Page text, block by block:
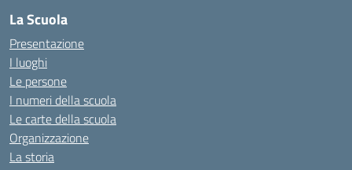
La Scuola
Presentazione
I luoghi
Le persone
I numeri della scuola
Le carte della scuola
Organizzazione
La storia